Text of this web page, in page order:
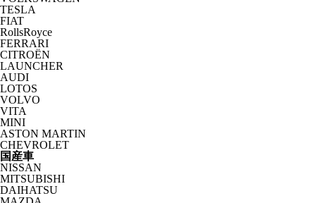
TESLA
FIAT
RollsRoyce
FERRARI
CITROËN
LAUNCHER
AUDI
LOTOS
VOLVO
VITA
MINI
ASTON MARTIN
CHEVROLET
国産車
NISSAN
MITSUBISHI
DAIHATSU